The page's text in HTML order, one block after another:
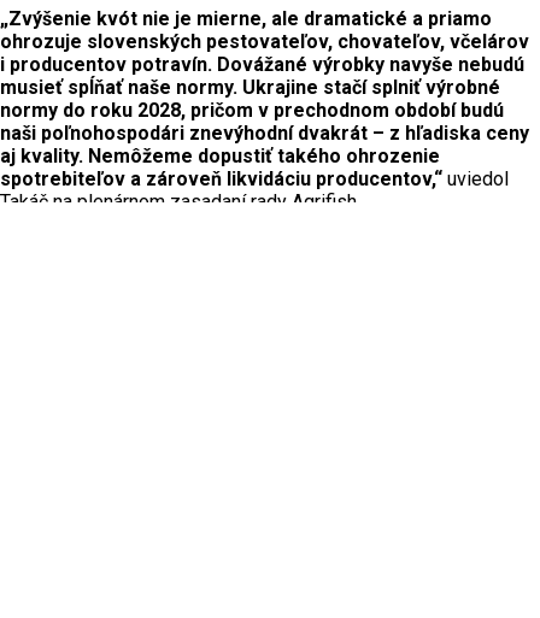
„Zvýšenie kvót nie je mierne, ale dramatické a priamo
ohrozuje slovenských pestovateľov, chovateľov, včelárov
i producentov potravín. Dovážané výrobky navyše nebudú
musieť spĺňať naše normy. Ukrajine stačí splniť výrobné
normy do roku 2028, pričom v prechodnom období budú
naši poľnohospodári znevýhodní dvakrát – z hľadiska ceny
aj kvality. Nemôžeme dopustiť takého ohrozenie
spotrebiteľov a zároveň likvidáciu producentov,“ uviedol
Takáč na plenárnom zasadaní rady Agrifish.